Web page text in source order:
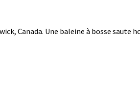
Canada. Une baleine à bosse saute